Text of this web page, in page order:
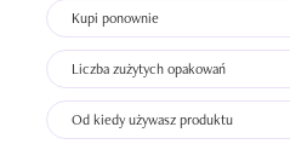
Kupi ponownie
Liczba zużytych opakowań
Od kiedy używasz produktu